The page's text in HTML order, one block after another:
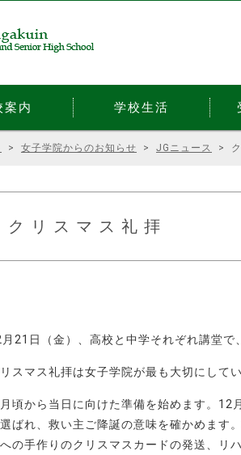
案内 学校生活
> 女子学院からのお知らせ > JGニュース >
クリスマス礼拝
21日（金）、高校と中学それぞれ講堂で
スマス礼拝は女子学院が最も大切にして
月頃から当日に向けた準備を始めます。
ばれ、救い主ご降誕の意味を確かめます
の手作りのクリスマスカードの発送、リ